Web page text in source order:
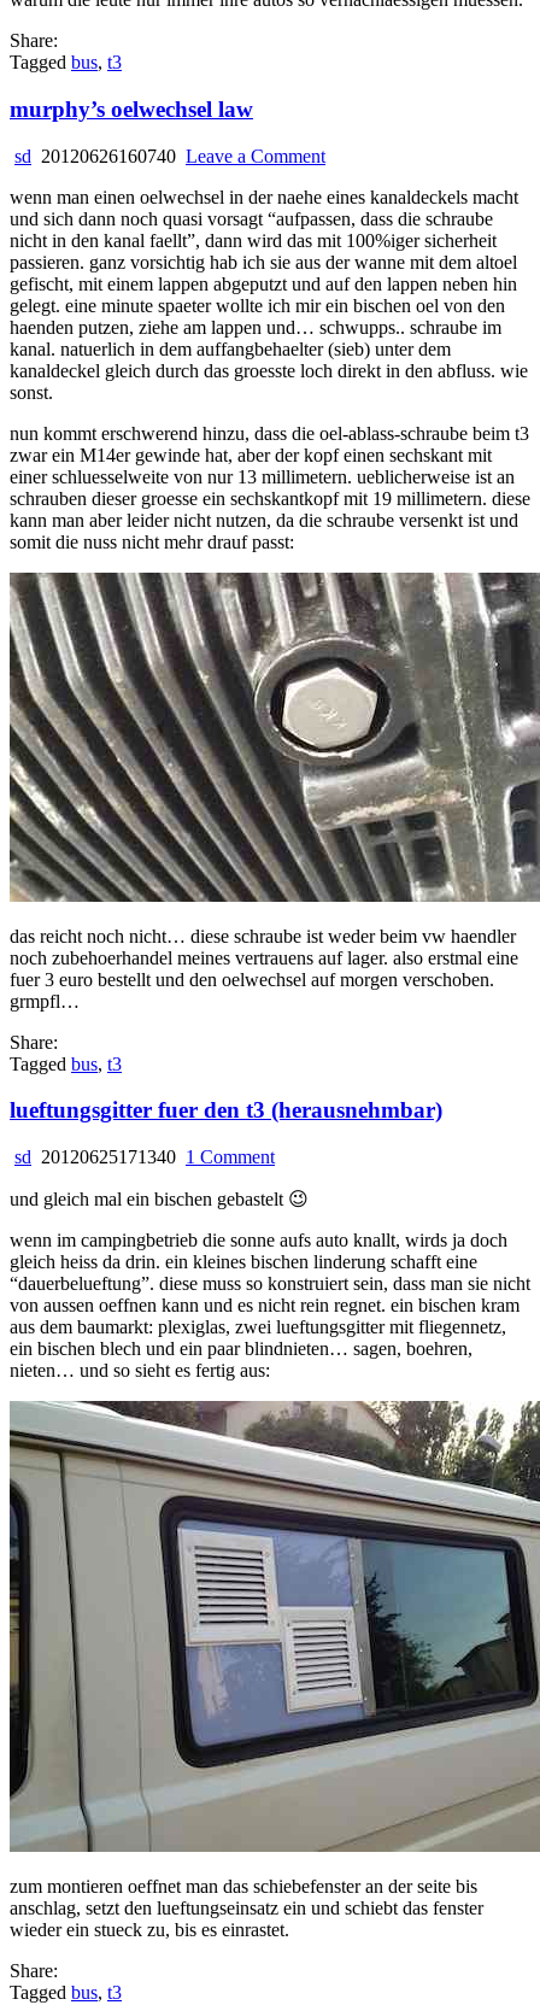
Share:
Tagged bus, t3
murphy’s oelwechsel law
sd 20120626160740 Leave a Commenton
oelwechsel
law
wenn man einen oelwechsel in der naehe eines kanaldeckels macht
und sich dann noch quasi vorsagt “aufpassen, dass die schraube
nicht in den kanal faellt”, dann wird das mit 100%iger sicherheit
passieren. ganz vorsichtig hab ich sie aus der wanne mit dem altoel
gefischt, mit einem lappen abgeputzt und auf den lappen neben hin
gelegt. eine minute spaeter wollte ich mir ein bischen oel von den
haenden putzen, ziehe am lappen und… schwupps.. schraube im
kanal. natuerlich in dem auffangbehaelter (sieb) unter dem
kanaldeckel gleich durch das groesste loch direkt in den abfluss. wie
sonst.
nun kommt erschwerend hinzu, dass die oel-ablass-schraube beim t3
zwar ein M14er gewinde hat, aber der kopf einen sechskant mit
einer schluesselweite von nur 13 millimetern. ueblicherweise ist an
schrauben dieser groesse ein sechskantkopf mit 19 millimetern. diese
kann man aber leider nicht nutzen, da die schraube versenkt ist und
somit die nuss nicht mehr drauf passt:
das reicht noch nicht… diese schraube ist weder beim vw haendler
noch zubehoerhandel meines vertrauens auf lager. also erstmal eine
fuer 3 euro bestellt und den oelwechsel auf morgen verschoben.
grmpfl…
Share:
Tagged bus, t3
lueftungsgitter fuer den t3 (herausnehmbar)
sd 20120625171340 1 Commenton
fuer
t3
(herausnehmbar)
und gleich mal ein bischen gebastelt 😉
wenn im campingbetrieb die sonne aufs auto knallt, wirds ja doch
gleich heiss da drin. ein kleines bischen linderung schafft eine
“dauerbelueftung”. diese muss so konstruiert sein, dass man sie nicht
von aussen oeffnen kann und es nicht rein regnet. ein bischen kram
aus dem baumarkt: plexiglas, zwei lueftungsgitter mit fliegennetz,
ein bischen blech und ein paar blindnieten… sagen, boehren,
nieten… und so sieht es fertig aus:
zum montieren oeffnet man das schiebefenster an der seite bis
anschlag, setzt den lueftungseinsatz ein und schiebt das fenster
wieder ein stueck zu, bis es einrastet.
Share:
Tagged bus, t3